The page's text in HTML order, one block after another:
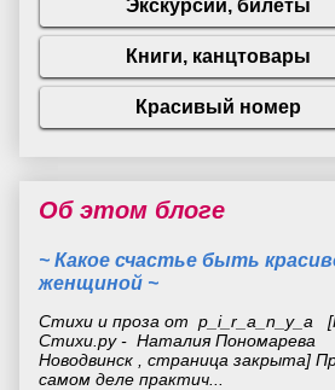
Об этом блоге
~ Какое счастье быть
женщиной ~
Стихи и проза от p_i_r_a_n_y_a
Стихи.ру - Наталия Пономарева
Новодвинск , страница закрыта]
самом деле практич...